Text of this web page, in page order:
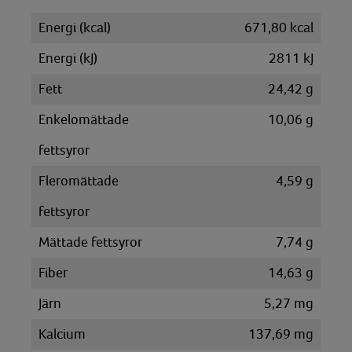
Energi (kcal)
671,80 kcal
Energi (kJ)
2811 kJ
Fett
24,42 g
Enkelomättade
fettsyror
10,06 g
Fleromättade
fettsyror
4,59 g
Mättade fettsyror
7,74 g
Fiber
14,63 g
Järn
5,27 mg
Kalcium
137,69 mg